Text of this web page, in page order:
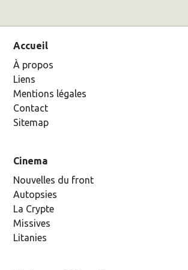
Accueil
À propos
Liens
Mentions légales
Contact
Sitemap
Cinema
Nouvelles du front
Autopsies
La Crypte
Missives
Litanies